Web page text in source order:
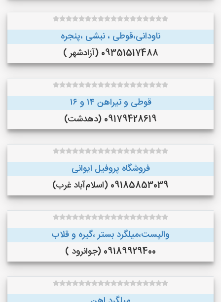
ناودانی،قوطی ، نبشی ،پنجره
09351517488 (آزادشهر )
قوطی و تیراهن ۱۴ و ۱۶
09179428619 (دهدشت)
فروشگاه پروفیل ایوانی
09185853039 (اسلام‌آباد غرب)
والپست،میلگرد بستر ،گیره و قلاب
09189929400 (جوانرود )